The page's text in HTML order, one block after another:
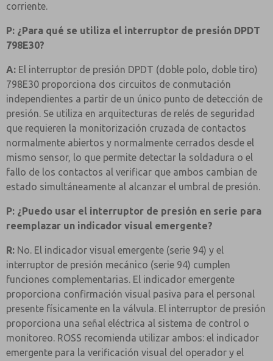
corriente.
P: ¿Para qué se utiliza el interruptor de presión DPDT
798E30?
A: El interruptor de presión DPDT (doble polo, doble tiro)
798E30 proporciona dos circuitos de conmutación
independientes a partir de un único punto de detección de
presión. Se utiliza en arquitecturas de relés de seguridad
que requieren la monitorización cruzada de contactos
normalmente abiertos y normalmente cerrados desde el
mismo sensor, lo que permite detectar la soldadura o el
fallo de los contactos al verificar que ambos cambian de
estado simultáneamente al alcanzar el umbral de presión.
P: ¿Puedo usar el interruptor de presión en serie para
reemplazar un indicador visual emergente?
R: No. El indicador visual emergente (serie 94) y el
interruptor de presión mecánico (serie 94) cumplen
funciones complementarias. El indicador emergente
proporciona confirmación visual pasiva para el personal
presente físicamente en la válvula. El interruptor de presión
proporciona una señal eléctrica al sistema de control o
monitoreo. ROSS recomienda utilizar ambos: el indicador
emergente para la verificación visual del operador y el